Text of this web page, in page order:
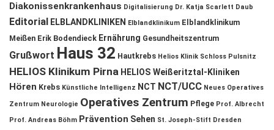
Diakonissenkrankenhaus Digitalisierung Dr. Katja Scarlett Daub
Editorial ELBLANDKLINIKEN Elblandklinikum Elblandklinikum
Meißen Erik Bodendieck Ernährung Gesundheitszentrum
Grußwort Haus 32 Hautkrebs Helios Klinik Schloss Pulsnitz
HELIOS Klinikum Pirna HELIOS Weißeritztal-Kliniken
Hören Krebs Künstliche Intelligenz NCT NCT/UCC Neues Operatives
Zentrum Neurologie Operatives Zentrum Pflege Prof. Albrecht
Prof. Andreas Böhm Prävention Sehen St. Joseph-Stift Dresden